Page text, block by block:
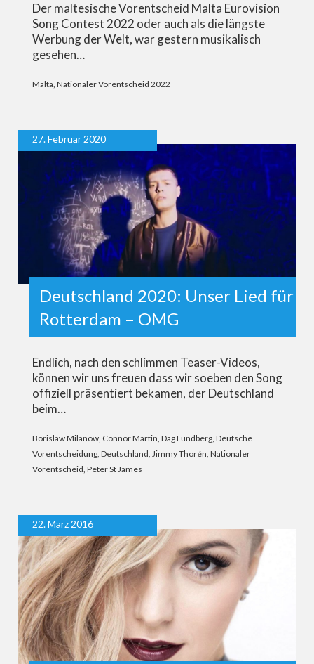
Der maltesische Vorentscheid Malta Eurovision
Song Contest 2022 oder auch als die längste
Werbung der Welt, war gestern musikalisch
gesehen…
Malta, Nationaler Vorentscheid 2022
27. Februar 2020
Deutschland 2020: Unser Lied für
Rotterdam – OMG
Endlich, nach den schlimmen Teaser-Videos,
können wir uns freuen dass wir soeben den Song
offiziell präsentiert bekamen, der Deutschland
beim…
Borislaw Milanow, Connor Martin Dag Lundberg, Deutsche
Vorentscheidung, Deutschland Jimmy Thorén Nationaler
Vorentscheid Peter St James
22. März 2016